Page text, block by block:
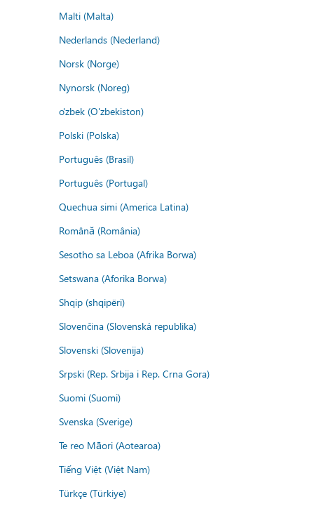
Malti (Malta)
Nederlands (Nederland)
Norsk (Norge)
Nynorsk (Noreg)
o'zbek (O'zbekiston)
Polski (Polska)
Português (Brasil)
Português (Portugal)
Quechua simi (America Latina)
Română (România)
Sesotho sa Leboa (Afrika Borwa)
Setswana (Aforika Borwa)
Shqip (shqipëri)
Slovenčina (Slovenská republika)
Slovenski (Slovenija)
Srpski (Rep. Srbija i Rep. Crna Gora)
Suomi (Suomi)
Svenska (Sverige)
Te reo Māori (Aotearoa)
Tiếng Việt (Việt Nam)
Türkçe (Türkiye)